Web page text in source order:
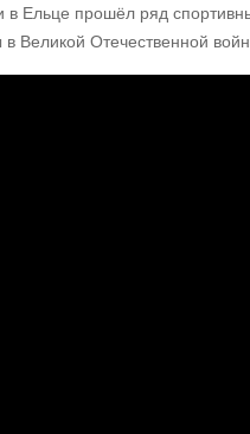
в Ельце прошёл ряд
Великой Отечественной